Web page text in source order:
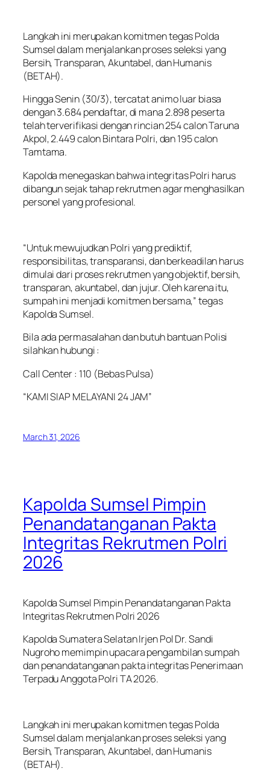
Langkah ini merupakan komitmen tegas Polda
Sumsel dalam menjalankan proses seleksi yang
Bersih, Transparan, Akuntabel, dan Humanis
(BETAH).
Hingga Senin (30/3), tercatat animo luar biasa
dengan 3.684 pendaftar, di mana 2.898 peserta
telah terverifikasi dengan rincian 254 calon Taruna
Akpol, 2.449 calon Bintara Polri, dan 195 calon
Tamtama.
Kapolda menegaskan bahwa integritas Polri harus
dibangun sejak tahap rekrutmen agar menghasilkan
personel yang profesional.
“Untuk mewujudkan Polri yang prediktif,
responsibilitas, transparansi, dan berkeadilan harus
dimulai dari proses rekrutmen yang objektif, bersih,
transparan, akuntabel, dan jujur. Oleh karena itu,
sumpah ini menjadi komitmen bersama,” tegas
Kapolda Sumsel.
Bila ada permasalahan dan butuh bantuan Polisi
silahkan hubungi :
Call Center : 110 (Bebas Pulsa)
“KAMI SIAP MELAYANI 24 JAM”
March 31, 2026
Kapolda Sumsel Pimpin
Penandatanganan Pakta
Integritas Rekrutmen Polri
2026
Kapolda Sumsel Pimpin Penandatanganan Pakta
Integritas Rekrutmen Polri 2026
Kapolda Sumatera Selatan Irjen Pol Dr. Sandi
Nugroho memimpin upacara pengambilan sumpah
dan penandatanganan pakta integritas Penerimaan
Terpadu Anggota Polri TA 2026.
Langkah ini merupakan komitmen tegas Polda
Sumsel dalam menjalankan proses seleksi yang
Bersih, Transparan, Akuntabel, dan Humanis
(BETAH).